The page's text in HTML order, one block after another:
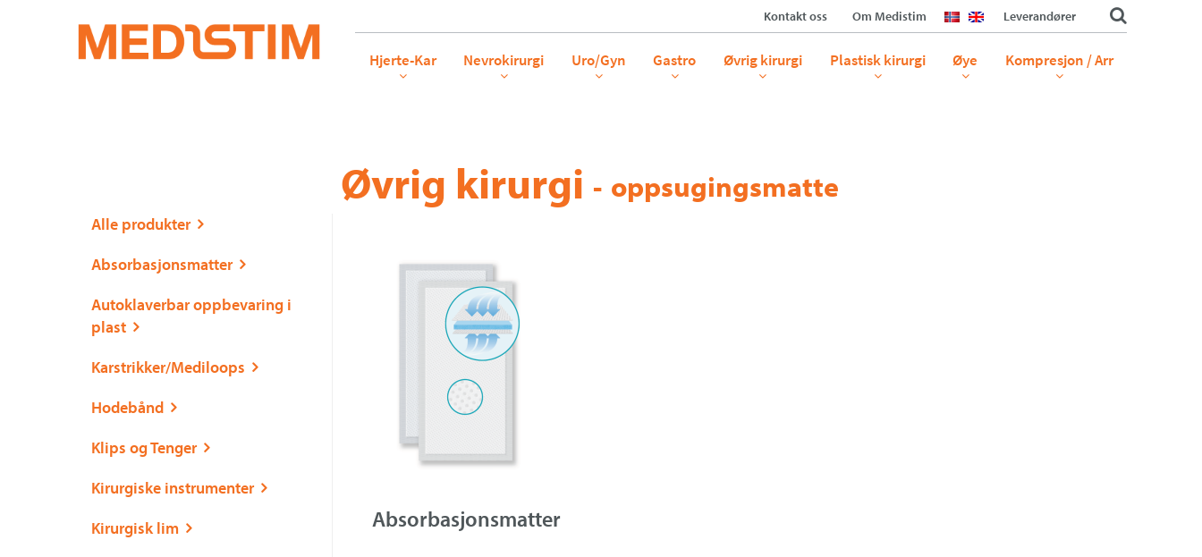
Medistim.no Kontakt oss Om Medistim Leverandører
Hjerte-Kar Nevrokirurgi Uro/Gyn Gastro Øvrig kirurgi Plastisk kirurgi Øye Kompresjon / Arr
Alle produkter
Absorbasjonsmatter
Autoklaverbar oppbevaring i
plast
Karstrikker/Mediloops
Hodebånd
Klips og Tenger
Kirurgiske instrumenter
Kirurgisk lim
Øvrig kirurgi - oppsugingsmatte
Absorbasjonsmatter